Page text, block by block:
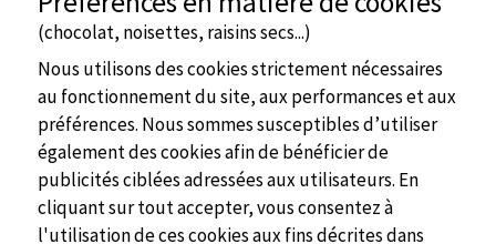
(chocolat, noisettes, raisins secs...)
Nous utilisons des cookies strictement nécessaires
au fonctionnement du site, aux performances et aux
préférences. Nous sommes susceptibles d’utiliser
également des cookies afin de bénéficier de
publicités ciblées adressées aux utilisateurs. En
cliquant sur tout accepter, vous consentez à
l'utilisation de ces cookies aux fins décrites dans